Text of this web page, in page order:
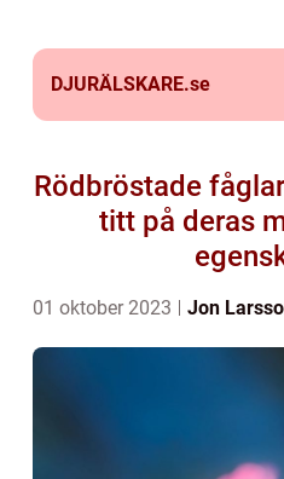
DJURÄLSKARE.se
Rödbröstade
titt på deras
01 oktober 2023 Jon